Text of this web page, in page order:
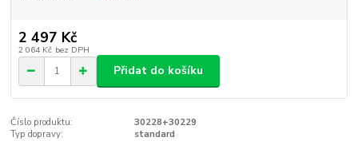
2 497 Kč
2 064 Kč bez DPH
Přidat do košíku
Číslo produktu:
30228+30229
Typ dopravy:
standard